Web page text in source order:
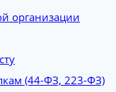
организации
(44-ФЗ, 223-ФЗ)